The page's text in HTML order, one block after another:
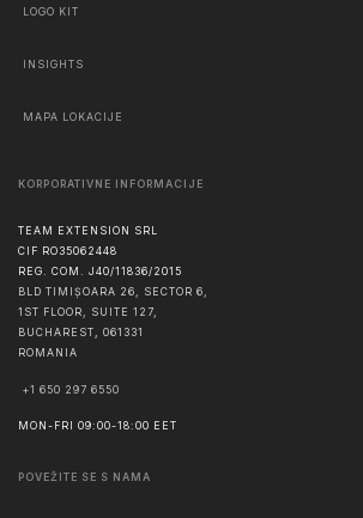
LOGO KIT
INSIGHTS
MAPA LOKACIJE
KORPORATIVNE INFORMACIJE
TEAM EXTENSION SRL
CIF RO35062448
REG. COM. J40/11836/2015
BLD TIMIȘOARA 26, SECTOR 6,
1ST FLOOR, SUITE 127,
BUCHAREST, 061331
ROMANIA
+1 650 297 6550
MON-FRI 09:00-18:00 EET
POVEŽITE SE S NAMA